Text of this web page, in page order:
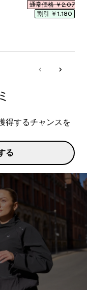
通常価格 ￥2,070‎
割引 ￥1,180‎
得するチャンスを
る